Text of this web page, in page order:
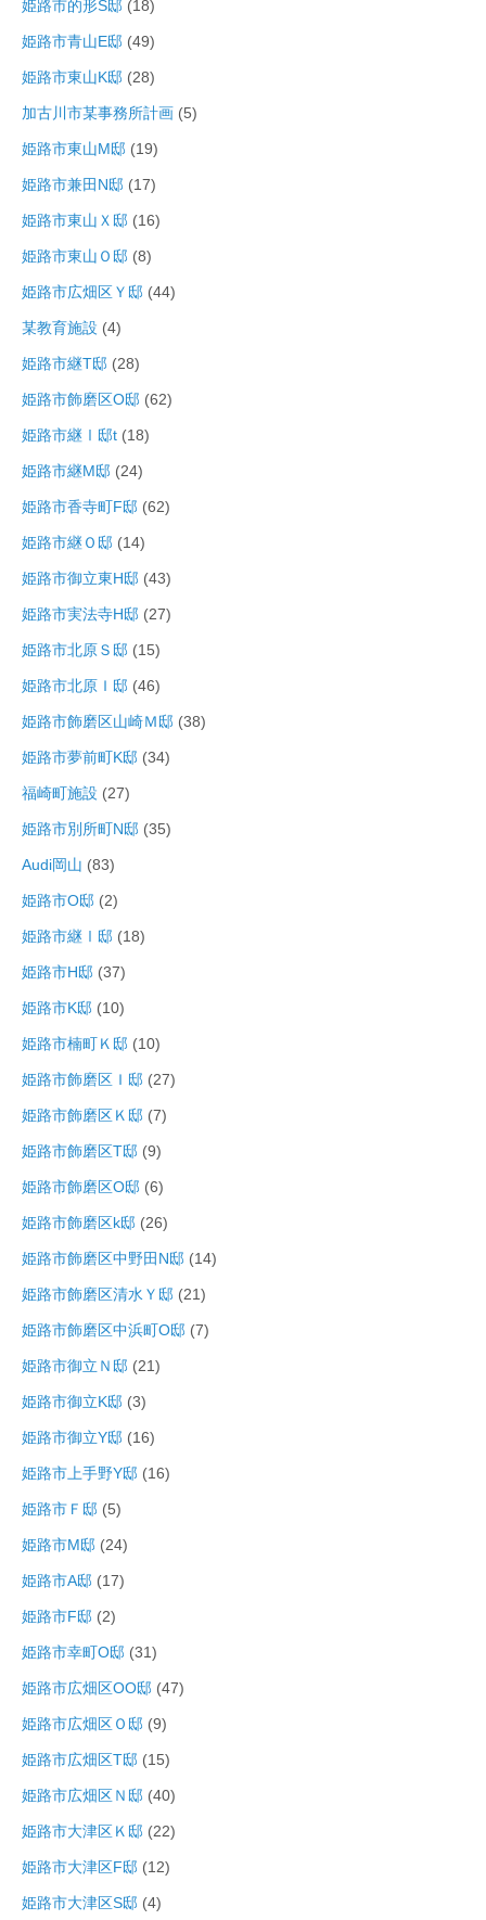
姫路市的形S邸 (18)
姫路市青山E邸 (49)
姫路市東山K邸 (28)
加古川市某事務所計画 (5)
姫路市東山M邸 (19)
姫路市兼田N邸 (17)
姫路市東山Ｘ邸 (16)
姫路市東山Ｏ邸 (8)
姫路市広畑区Ｙ邸 (44)
某教育施設 (4)
姫路市継T邸 (28)
姫路市飾磨区O邸 (62)
姫路市継Ⅰ邸t (18)
姫路市継M邸 (24)
姫路市香寺町F邸 (62)
姫路市継Ｏ邸 (14)
姫路市御立東H邸 (43)
姫路市実法寺H邸 (27)
姫路市北原Ｓ邸 (15)
姫路市北原Ｉ邸 (46)
姫路市飾磨区山崎Ｍ邸 (38)
姫路市夢前町K邸 (34)
福崎町施設 (27)
姫路市別所町N邸 (35)
Audi岡山 (83)
姫路市O邸 (2)
姫路市継Ⅰ邸 (18)
姫路市H邸 (37)
姫路市K邸 (10)
姫路市楠町Ｋ邸 (10)
姫路市飾磨区Ｉ邸 (27)
姫路市飾磨区Ｋ邸 (7)
姫路市飾磨区T邸 (9)
姫路市飾磨区O邸 (6)
姫路市飾磨区k邸 (26)
姫路市飾磨区中野田N邸 (14)
姫路市飾磨区清水Ｙ邸 (21)
姫路市飾磨区中浜町O邸 (7)
姫路市御立Ｎ邸 (21)
姫路市御立K邸 (3)
姫路市御立Y邸 (16)
姫路市上手野Y邸 (16)
姫路市Ｆ邸 (5)
姫路市M邸 (24)
姫路市A邸 (17)
姫路市F邸 (2)
姫路市幸町O邸 (31)
姫路市広畑区OO邸 (47)
姫路市広畑区Ｏ邸 (9)
姫路市広畑区T邸 (15)
姫路市広畑区Ｎ邸 (40)
姫路市大津区Ｋ邸 (22)
姫路市大津区F邸 (12)
姫路市大津区S邸 (4)